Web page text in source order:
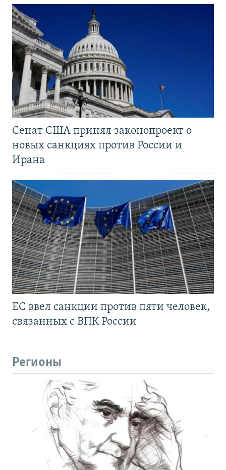
Сенат США принял законопроект о
новых санкциях против России и
Ирана
ЕС ввел санкции против пяти человек,
связанных с ВПК России
Регионы